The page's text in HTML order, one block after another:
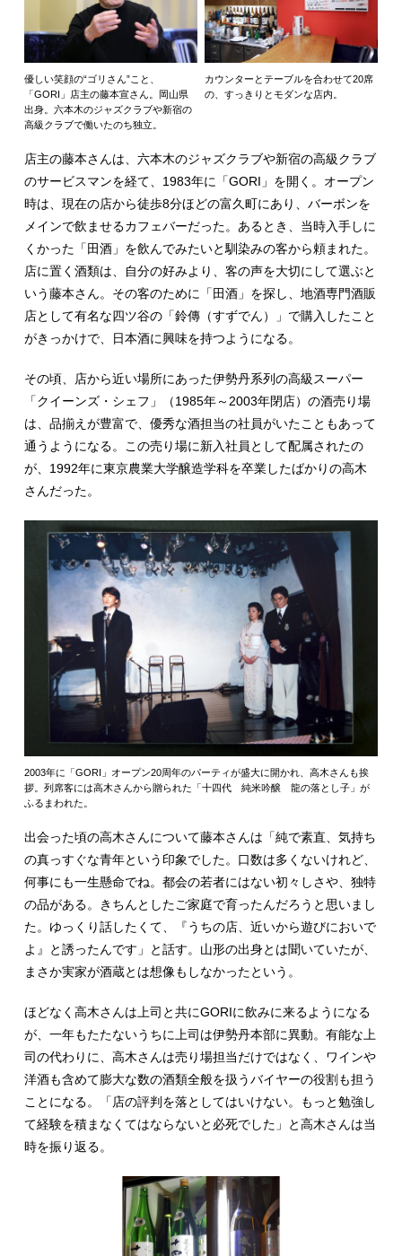
優しい笑顔の“ゴリさん”こと、
「GORI」店主の藤本宣さん。岡山県
出身。六本木のジャズクラブや新宿の
高級クラブで働いたのち独立。
カウンターとテーブルを合わせて20席
の、すっきりとモダンな店内。
店主の藤本さんは、六本木のジャズクラブや新宿の高級クラブ
のサービスマンを経て、1983年に「GORI」を開く。オープン
時は、現在の店から徒歩8分ほどの富久町にあり、バーボンを
メインで飲ませるカフェバーだった。あるとき、当時入手しに
くかった「田酒」を飲んでみたいと馴染みの客から頼まれた。
店に置く酒類は、自分の好みより、客の声を大切にして選ぶと
いう藤本さん。その客のために「田酒」を探し、地酒専門酒販
店として有名な四ツ谷の「鈴傳（すずでん）」で購入したこと
がきっかけで、日本酒に興味を持つようになる。
その頃、店から近い場所にあった伊勢丹系列の高級スーパー
「クイーンズ・シェフ」（1985年～2003年閉店）の酒売り場
は、品揃えが豊富で、優秀な酒担当の社員がいたこともあって
通うようになる。この売り場に新入社員として配属されたの
が、1992年に東京農業大学醸造学科を卒業したばかりの高木
さんだった。
2003年に「GORI」オープン20周年のパーティが盛大に開かれ、高木さんも挨
拶。列席客には高木さんから贈られた「十四代 純米吟醸 龍の落とし子」が
ふるまわれた。
出会った頃の高木さんについて藤本さんは「純で素直、気持ち
の真っすぐな青年という印象でした。口数は多くないけれど、
何事にも一生懸命でね。都会の若者にはない初々しさや、独特
の品がある。きちんとしたご家庭で育ったんだろうと思いまし
た。ゆっくり話したくて、『うちの店、近いから遊びにおいで
よ』と誘ったんです」と話す。山形の出身とは聞いていたが、
まさか実家が酒蔵とは想像もしなかったという。
ほどなく高木さんは上司と共にGORIに飲みに来るようになる
が、一年もたたないうちに上司は伊勢丹本部に異動。有能な上
司の代わりに、高木さんは売り場担当だけではなく、ワインや
洋酒も含めて膨大な数の酒類全般を扱うバイヤーの役割も担う
ことになる。「店の評判を落としてはいけない。もっと勉強し
て経験を積まなくてはならないと必死でした」と高木さんは当
時を振り返る。